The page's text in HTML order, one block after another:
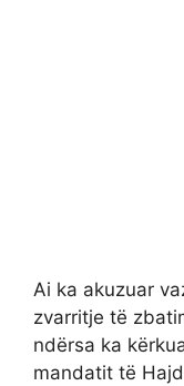
Ai ka akuzuar
zvarritje të
ndërsa ka
mandatit të